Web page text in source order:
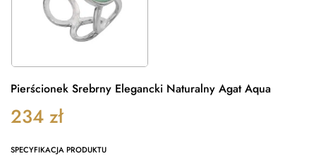
Pierścionek Srebrny Elegancki Naturalny Agat Aqua
234 zł
SPECYFIKACJA PRODUKTU